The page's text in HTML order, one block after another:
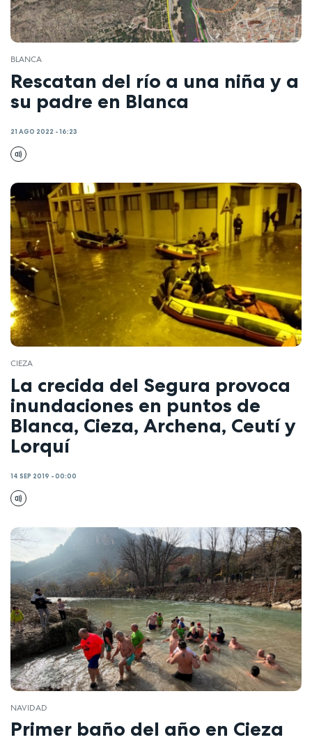
BLANCA
Rescatan del río a una niña y a
su padre en Blanca
21 AGO 2022 - 16:23
CIEZA
La crecida del Segura provoca
inundaciones en puntos de
Blanca, Cieza, Archena, Ceutí y
Lorquí
14 SEP 2019 - 00:00
NAVIDAD
Primer baño del año en Cieza